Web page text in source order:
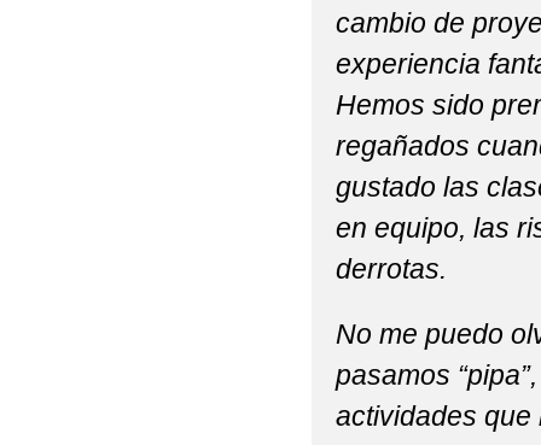
cambio de
experiencia
Hemos sido
regañados
gustado las
en equipo, las
derrotas.
No me puedo
pasamos
actividades